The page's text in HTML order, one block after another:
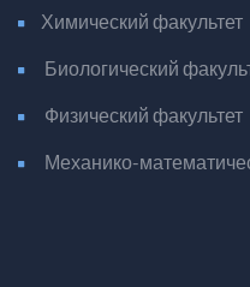
Химический факультет
Биологический
Физический факультет
Механико-